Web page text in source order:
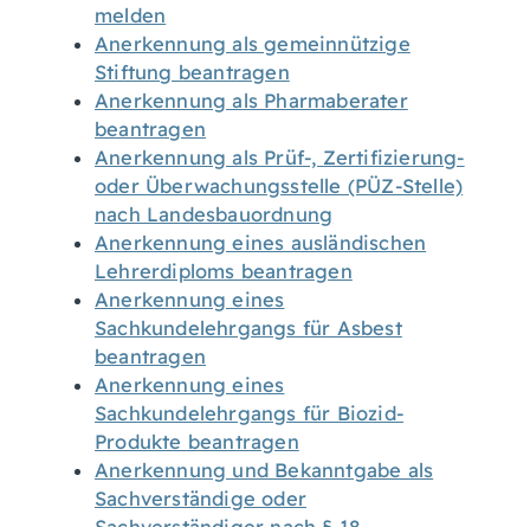
melden
Anerkennung als gemeinnützige
Stiftung beantragen
Anerkennung als Pharmaberater
beantragen
Anerkennung als Prüf-, Zertifizierung-
oder Überwachungsstelle (PÜZ-Stelle)
nach Landesbauordnung
Anerkennung eines ausländischen
Lehrerdiploms beantragen
Anerkennung eines
Sachkundelehrgangs für Asbest
beantragen
Anerkennung eines
Sachkundelehrgangs für Biozid-
Produkte beantragen
Anerkennung und Bekanntgabe als
Sachverständige oder